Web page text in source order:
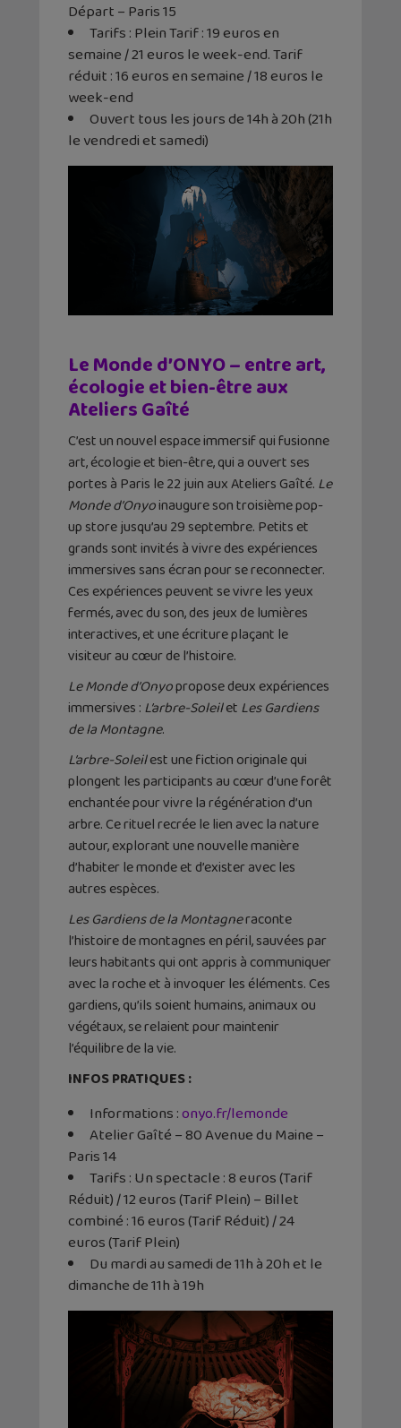
Départ – Paris 15
Tarifs : Plein Tarif : 19 euros en
semaine / 21 euros le week-end. Tarif
réduit : 16 euros en semaine / 18 euros le
week-end
Ouvert tous les jours de 14h à 20h (21h
le vendredi et samedi)
Le Monde d’ONYO – entre art,
écologie et bien-être aux
Ateliers Gaîté
C’est un nouvel espace immersif qui fusionne
art, écologie et bien-être, qui a ouvert ses
portes à Paris le 22 juin aux Ateliers Gaîté. Le
Monde d’Onyoinaugure son troisième pop-
up store jusqu’au 29 septembre. Petits et
grands sont invités à vivre des expériences
immersives sans écran pour se reconnecter.
Ces expériences peuvent se vivre les yeux
fermés, avec du son, des jeux de lumières
interactives, et une écriture plaçant le
visiteur au cœur de l’histoire.
Le Monde d’Onyopropose deux expériences
immersives : L’arbre-Soleilet Les Gardiens
de la Montagne.
L’arbre-Soleilest une fiction originale qui
plongent les participants au cœur d’une forêt
enchantée pour vivre la régénération d’un
arbre. Ce rituel recrée le lien avec la nature
autour, explorant une nouvelle manière
d’habiter le monde et d’exister avec les
autres espèces.
Les Gardiens de la Montagneraconte
l’histoire de montagnes en péril, sauvées par
leurs habitants qui ont appris à communiquer
avec la roche et à invoquer les éléments. Ces
gardiens, qu’ils soient humains, animaux ou
végétaux, se relaient pour maintenir
l’équilibre de la vie.
INFOS PRATIQUES :
Informations :onyo.fr/lemonde
Atelier Gaîté – 80 Avenue du Maine –
Paris 14
Tarifs : Un spectacle : 8 euros (Tarif
Réduit) / 12 euros (Tarif Plein) – Billet
combiné : 16 euros (Tarif Réduit) / 24
euros (Tarif Plein)
Du mardi au samedi de 11h à 20h et le
dimanche de 11h à 19h